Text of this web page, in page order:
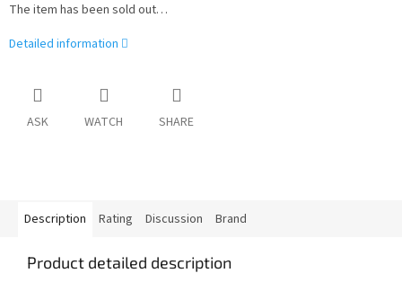
The item has been sold out…
Detailed information
ASK WATCH SHARE
Description Rating Discussion Brand
Product detailed description